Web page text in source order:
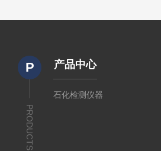
P
PRODUCTS
产品中心
石化检测仪器